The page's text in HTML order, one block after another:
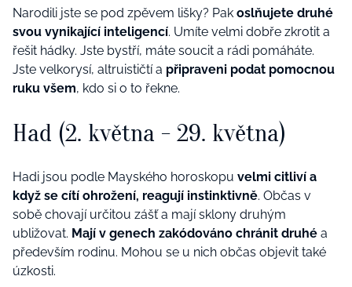
Narodili jste se pod zpěvem lišky? Pak oslňujete druhé
svou vynikající inteligencí. Umíte velmi dobře zkrotit a
řešit hádky. Jste bystří, máte soucit a rádi pomáháte.
Jste velkorysí, altruističtí a připraveni podat pomocnou
ruku všem, kdo si o to řekne.
Had (2. května - 29. května)
Hadi jsou podle Mayského horoskopu velmi citliví a
když se cítí ohrožení, reagují instinktivně. Občas v
sobě chovají určitou zášť a mají sklony druhým
ubližovat. Mají v genech zakódováno chránit druhé a
především rodinu. Mohou se u nich občas objevit také
úzkosti.